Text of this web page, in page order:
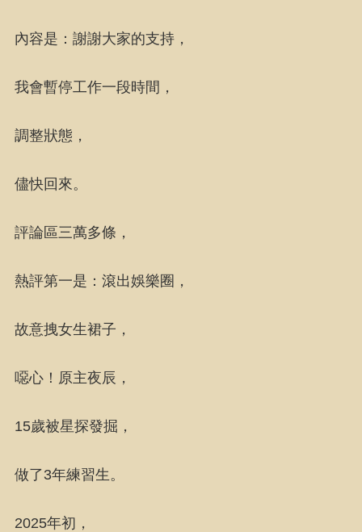
內容是：謝謝大家的支持，
我會暫停工作一段時間，
調整狀態，
儘快回來。
評論區三萬多條，
熱評第一是：滾出娛樂圈，
故意拽女生裙子，
噁心！原主夜辰，
15歲被星探發掘，
做了3年練習生。
2025年初，